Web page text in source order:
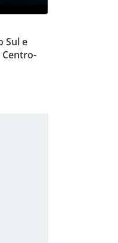
Sul e